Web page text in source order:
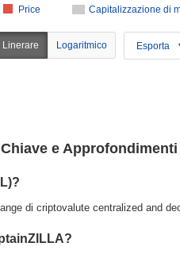
Capitalizzazione di
Price
Linerare Logaritmico Esporta
e
di criptovalute centralized and